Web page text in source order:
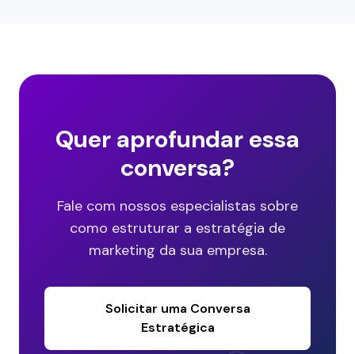
Quer aprofundar essa
conversa?
Fale com nossos especialistas sobre
como estruturar a estratégia de
marketing da sua empresa.
Solicitar uma Conversa
Estratégica